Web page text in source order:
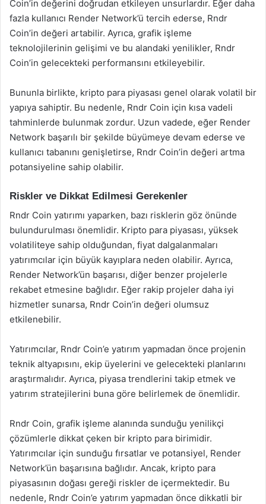
Coin’in değerini doğrudan etkileyen unsurlardır. Eğer daha
fazla kullanıcı Render Network’ü tercih ederse, Rndr
Coin’in değeri artabilir. Ayrıca, grafik işleme
teknolojilerinin gelişimi ve bu alandaki yenilikler, Rndr
Coin’in gelecekteki performansını etkileyebilir.
Bununla birlikte, kripto para piyasası genel olarak volatil bir
yapıya sahiptir. Bu nedenle, Rndr Coin için kısa vadeli
tahminlerde bulunmak zordur. Uzun vadede, eğer Render
Network başarılı bir şekilde büyümeye devam ederse ve
kullanıcı tabanını genişletirse, Rndr Coin’in değeri artma
potansiyeline sahip olabilir.
Riskler ve Dikkat Edilmesi Gerekenler
Rndr Coin yatırımı yaparken, bazı risklerin göz önünde
bulundurulması önemlidir. Kripto para piyasası, yüksek
volatiliteye sahip olduğundan, fiyat dalgalanmaları
yatırımcılar için büyük kayıplara neden olabilir. Ayrıca,
Render Network’ün başarısı, diğer benzer projelerle
rekabet etmesine bağlıdır. Eğer rakip projeler daha iyi
hizmetler sunarsa, Rndr Coin’in değeri olumsuz
etkilenebilir.
Yatırımcılar, Rndr Coin’e yatırım yapmadan önce projenin
teknik altyapısını, ekip üyelerini ve gelecekteki planlarını
araştırmalıdır. Ayrıca, piyasa trendlerini takip etmek ve
yatırım stratejilerini buna göre belirlemek de önemlidir.
Rndr Coin, grafik işleme alanında sunduğu yenilikçi
çözümlerle dikkat çeken bir kripto para birimidir.
Yatırımcılar için sunduğu fırsatlar ve potansiyel, Render
Network’ün başarısına bağlıdır. Ancak, kripto para
piyasasının doğası gereği riskler de içermektedir. Bu
nedenle, Rndr Coin’e yatırım yapmadan önce dikkatli bir